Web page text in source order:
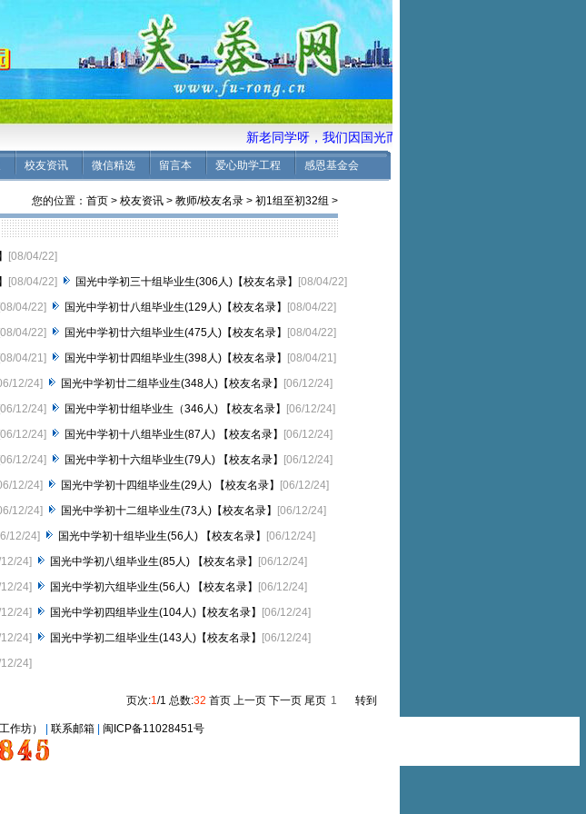
新老同学呀，我们因国光而自豪，国光因我们而骄傲
校友资讯 微信精选 留言本 爱心助学工程 感恩基金会
您的位置： 首页 > 校友资讯 > 教师/校友名录 > 初1组至初32组 >
[08/04/22]
[08/04/22] 国光中学初三十组毕业生(306人)【校友名录】
[08/04/22]
[08/04/22] 国光中学初廿八组毕业生(129人)【校友名录】
[08/04/22]
[08/04/22] 国光中学初廿六组毕业生(475人)【校友名录】
[08/04/22]
[08/04/21] 国光中学初廿四组毕业生(398人)【校友名录】
[08/04/21]
12/24] 国光中学初廿二组毕业生(348人)【校友名录】
[06/12/24]
[06/12/24] 国光中学初廿组毕业生（346人) 【校友名录】
[06/12/24]
[06/12/24] 国光中学初十八组毕业生(87人) 【校友名录】
[06/12/24]
[06/12/24] 国光中学初十六组毕业生(79人) 【校友名录】
[06/12/24]
12/24] 国光中学初十四组毕业生(29人) 【校友名录】
[06/12/24]
12/24] 国光中学初十二组毕业生(73人)【校友名录】
[06/12/24]
12/24] 国光中学初十组毕业生(56人) 【校友名录】
[06/12/24]
24] 国光中学初八组毕业生(85人) 【校友名录】
[06/12/24]
24] 国光中学初六组毕业生(56人) 【校友名录】
[06/12/24]
24] 国光中学初四组毕业生(104人)【校友名录】
[06/12/24]
24] 国光中学初二组毕业生(143人)【校友名录】
[06/12/24]
24]
页次:1/1 总数:32 首页 上一页 下一页 尾页 转到
作坊） |联系邮箱 |闽ICP备11028451号